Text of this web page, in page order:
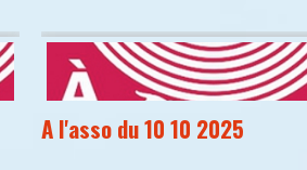
A l'asso du 10 10 2025